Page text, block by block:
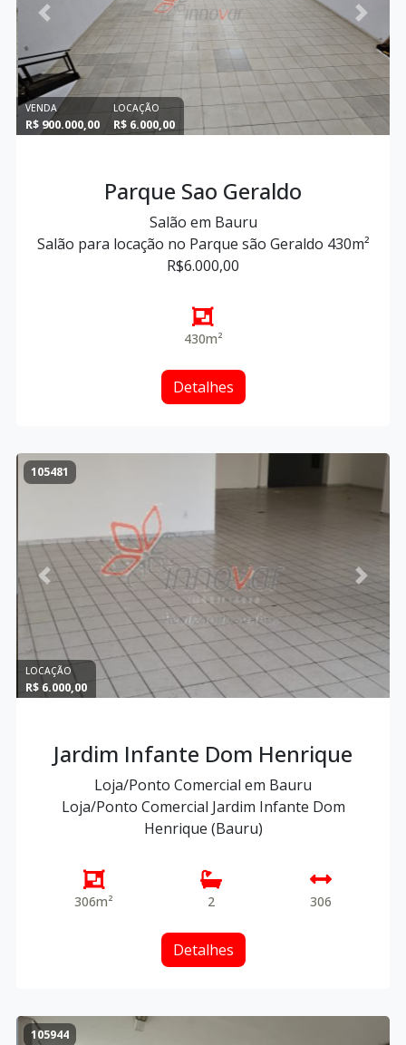
Previous Next
VENDA
R$ 900.000,00
LOCAÇÃO
R$ 6.000,00
Parque Sao Geraldo
Salão em Bauru
Salão para locação no Parque são Geraldo 430m²
R$6.000,00
430m²
Detalhes
Previous Next
LOCAÇÃO
R$ 6.000,00
105481
Jardim Infante Dom Henrique
Loja/Ponto Comercial em Bauru
Loja/Ponto Comercial Jardim Infante Dom
Henrique (Bauru)
306m² 2 306
Detalhes
105944